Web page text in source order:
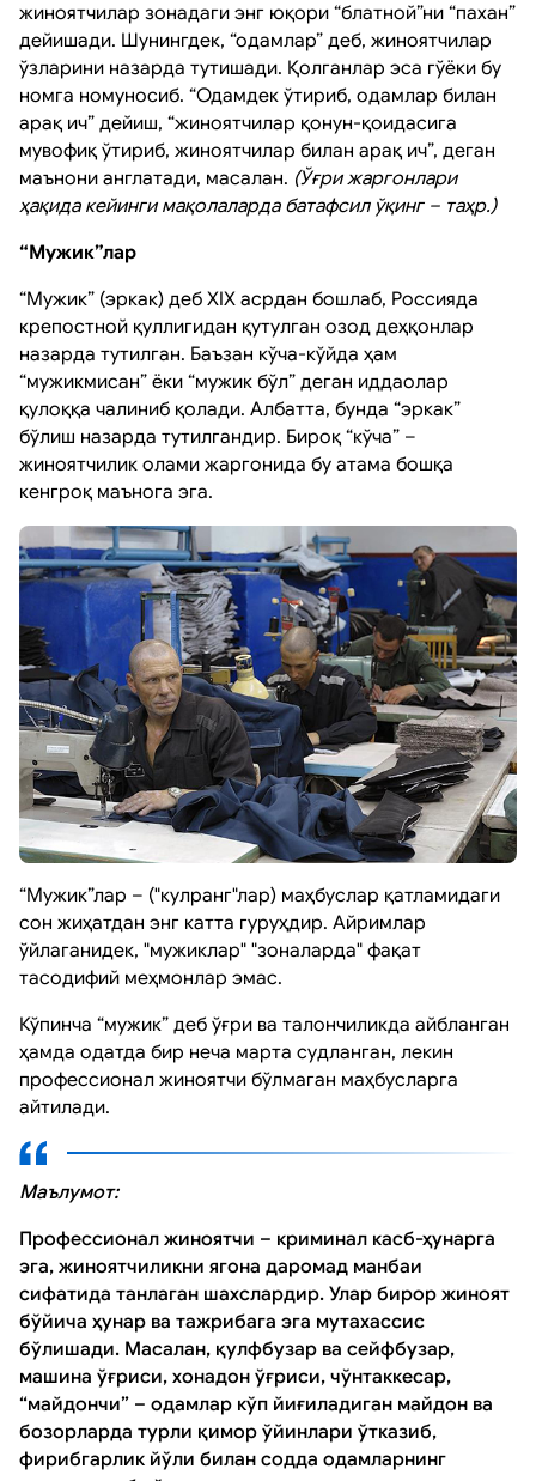
жиноятчилар зонадаги энг юқори “блатной”ни “пахан”
дейишади. Шунингдек, “одамлар” деб, жиноятчилар
ўзларини назарда тутишади. Қолганлар эса гўёки бу
номга номуносиб. “Одамдек ўтириб, одамлар билан
арақ ич” дейиш, “жиноятчилар қонун-қоидасига
мувофиқ ўтириб, жиноятчилар билан арақ ич”, деган
маънони англатади, масалан. (Ўғри жаргонлари
ҳақида кейинги мақолаларда батафсил ўқинг – таҳр.)
“Мужик”лар
“Мужик” (эркак) деб XIX асрдан бошлаб, Россияда
крепостной қуллигидан қутулган озод деҳқонлар
назарда тутилган. Баъзан кўча-кўйда ҳам
“мужикмисан” ёки “мужик бўл” деган иддаолар
қулоққа чалиниб қолади. Албатта, бунда “эркак”
бўлиш назарда тутилгандир. Бироқ “кўча” –
жиноятчилик олами жаргонида бу атама бошқа
кенгроқ маънога эга.
“Мужик”лар – ("кулранг"лар) маҳбуслар қатламидаги
сон жиҳатдан энг катта гуруҳдир. Айримлар
ўйлаганидек, "мужиклар" "зоналарда" фақат
тасодифий меҳмонлар эмас.
Кўпинча “мужик” деб ўғри ва талончиликда айбланган
ҳамда одатда бир неча марта судланган, лекин
профессионал жиноятчи бўлмаган маҳбусларга
айтилади.
Маълумот:
Профессионал жиноятчи – криминал касб-ҳунарга
эга, жиноятчиликни ягона даромад манбаи
сифатида танлаган шахслардир. Улар бирор жиноят
бўйича ҳунар ва тажрибага эга мутахассис
бўлишади. Масалан, қулфбузар ва сейфбузар,
машина ўғриси, хонадон ўғриси, чўнтаккесар,
“майдончи” – одамлар кўп йиғиладиган майдон ва
бозорларда турли қимор ўйинлари ўтказиб,
фирибгарлик йўли билан содда одамларнинг